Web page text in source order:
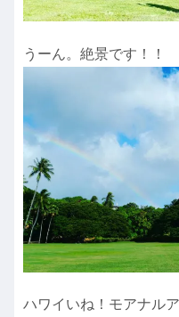
うーん。絶景です！！
ハワイいね！モアナル